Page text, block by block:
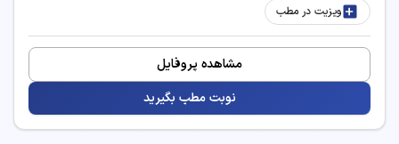
ویزیت در مطب
مشاهده پروفایل
نوبت مطب بگیرید